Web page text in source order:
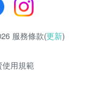
服務條款(更新)
使用規範